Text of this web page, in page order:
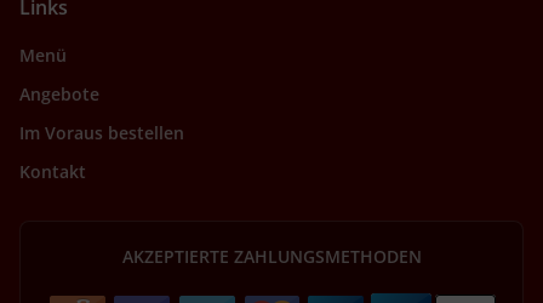
Links
Menü
Angebote
Im Voraus bestellen
Kontakt
AKZEPTIERTE ZAHLUNGSMETHODEN